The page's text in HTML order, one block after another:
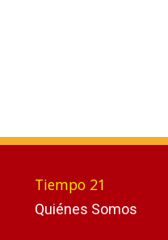
Tiempo 21
Quiénes Somos